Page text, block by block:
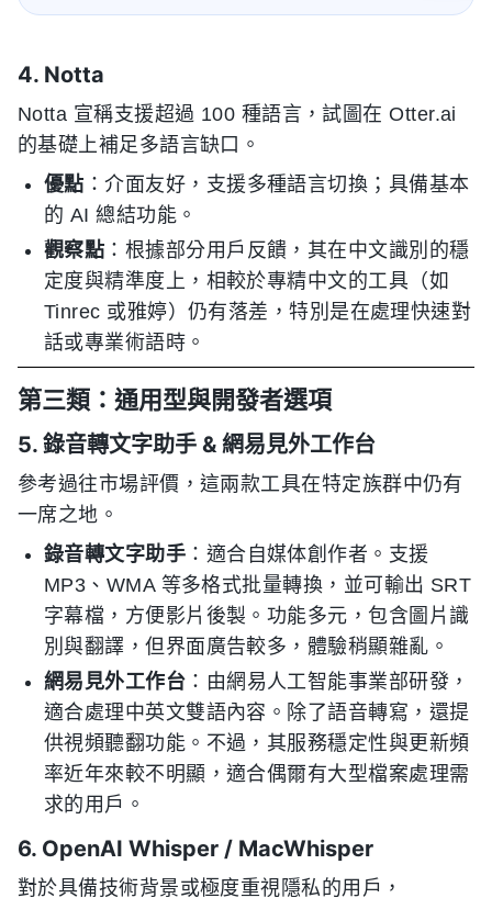
4. Notta
Notta 宣稱支援超過 100 種語言，試圖在 Otter.ai
的基礎上補足多語言缺口。
優點 ：介面友好，支援多種語言切換；具備基本
的 AI 總結功能。
觀察點 ：根據部分用戶反饋，其在中文識別的穩
定度與精準度上，相較於專精中文的工具（如
Tinrec 或雅婷）仍有落差，特別是在處理快速對
話或專業術語時。
第三類：通用型與開發者選項
5. 錄音轉文字助手 & 網易見外工作台
參考過往市場評價，這兩款工具在特定族群中仍有
一席之地。
錄音轉文字助手 ：適合自媒体創作者。支援
MP3、WMA 等多格式批量轉換，並可輸出 SRT
字幕檔，方便影片後製。功能多元，包含圖片識
別與翻譯，但界面廣告較多，體驗稍顯雜亂。
網易見外工作台 ：由網易人工智能事業部研發，
適合處理中英文雙語內容。除了語音轉寫，還提
供視頻聽翻功能。不過，其服務穩定性與更新頻
率近年來較不明顯，適合偶爾有大型檔案處理需
求的用戶。
6. OpenAI Whisper / MacWhisper
對於具備技術背景或極度重視隱私的用戶，